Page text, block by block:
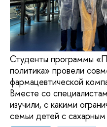
Студенты программы
политика» провели
фармацевтической
Вместе со
изучили, с какими
семьи детей с